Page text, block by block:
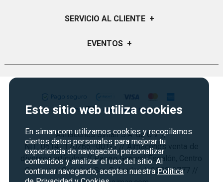
Este sitio web utiliza cookies
En siman.com utilizamos cookies y recopilamos
ciertos datos personales para mejorar tu
experiencia de navegación, personalizar
contenidos y analizar el uso del sitio. Al
continuar navegando, aceptas nuestra Política
Sucursales
Certificados de Regalo
Credisiman
Vende en Marketplace
SERVICIO AL CLIENTE +
Preguntas Frecuentes
Política de Privacidad
Derecho de Retracto
Condiciones de uso
Términos y condiciones
EVENTOS +
Cyber Monday
Agosto es diversión
Almacenes Siman S.A. de C.V. //
NIT: 0614–170266–001-3 // Almacenes venta de
diversos artículos // Paseo General Escalón, Centro
Comercial Galerías, San Salvador. // 2298-3777 //